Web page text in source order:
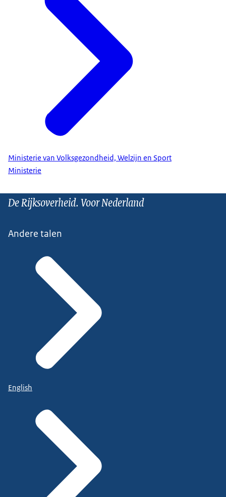
Ministerie van Volksgezondheid, Welzijn en Sport
Ministerie
De Rijksoverheid. Voor Nederland
Andere talen
English